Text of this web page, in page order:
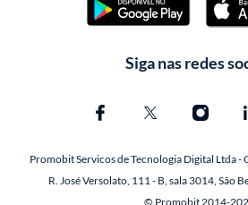
Siga nas redes
Promobit Servicos de Tecnologia Digital Ltda
R. José Versolato, 111 - B, sala 3014, São
© Promobit 2014-